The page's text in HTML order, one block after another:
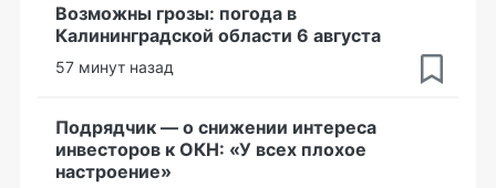
Возможны грозы: погода в
Калининградской области 6 августа
57 минут назад
Подрядчик — о снижении интереса
инвесторов к ОКН: «У всех плохое
настроение»